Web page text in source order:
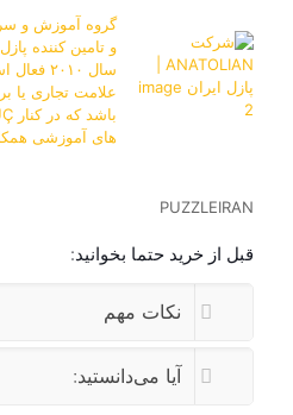
و تامین کننده
علامت تجاری یا
های آموزشی
PUZZLEIRAN
قبل از خرید حتما بخوانید:
نکات مهم
با توجه به ماهیت کالای عرضه شده